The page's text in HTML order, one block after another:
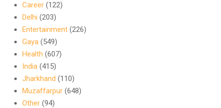
Career (122)
Delhi (203)
Entertainment (226)
Gaya (549)
Health (607)
India (415)
Jharkhand (110)
Muzaffarpur (648)
Other (94)